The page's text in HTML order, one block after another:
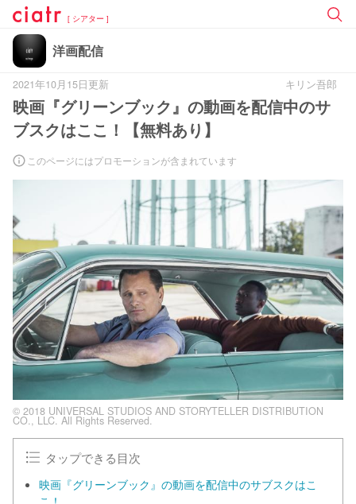
[ シアター ]
洋画配信
2021年10月15日更新 キリン吾郎
映画『グリーンブック』の動画を配信中のサ
ブスクはここ！【無料あり】
このページにはプロモーションが含まれています
© 2018 UNIVERSAL STUDIOS AND STORYTELLER DISTRIBUTION
CO., LLC. All Rights Reserved.
タップできる目次
映画『グリーンブック』の動画を配信中のサブスクはこ
こ！